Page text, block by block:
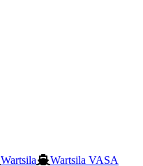
Wartsila
Wartsila VASA